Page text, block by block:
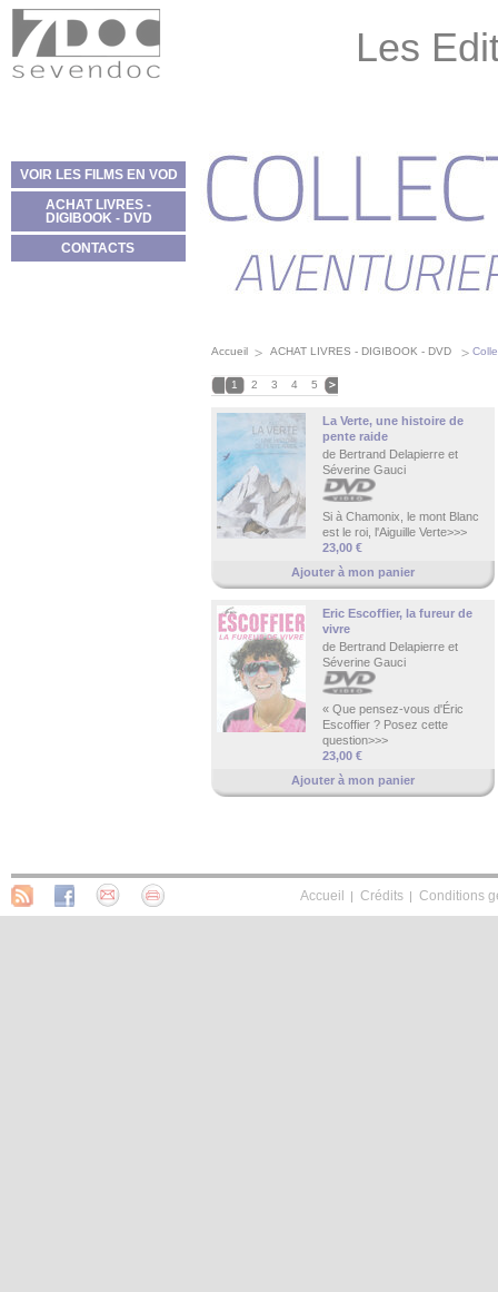
Les
VOIR LES FILMS EN VOD
ACHAT LIVRES -
DIGIBOOK - DVD
CONTACTS
Accueil ACHAT LIVRES - DIGIBOOK - DVD
1 2 3 4 5
La Verte, une histoire de
pente raide
de Bertrand Delapierre et
Séverine Gauci
Si à Chamonix, le mont Blanc
est le roi, l'Aiguille Verte>>>
23,00 €
Ajouter à mon panier
Eric Escoffier, la fureur de
vivre
de Bertrand Delapierre et
Séverine Gauci
« Que pensez-vous d'Éric
Escoffier ? Posez cette
question>>>
23,00 €
Ajouter à mon panier
Accueil Crédits Conditions
Panneau de gestion des cookies